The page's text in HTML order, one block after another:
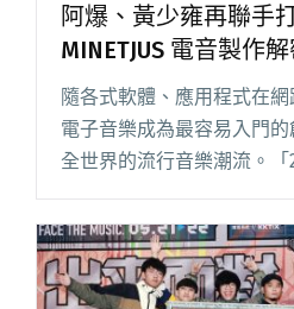
阿爆、黃少雍再聯手
MINETJUS 電⾳製作
課程
隨各式軟體、應用程式在網
電子音樂成為最容易入門
全世界的流行音樂潮流。「
母親的舌頭》甫入圍本屆
——音閱讀全文 "阿爆、黃
MINETJUS 電⾳製作解密